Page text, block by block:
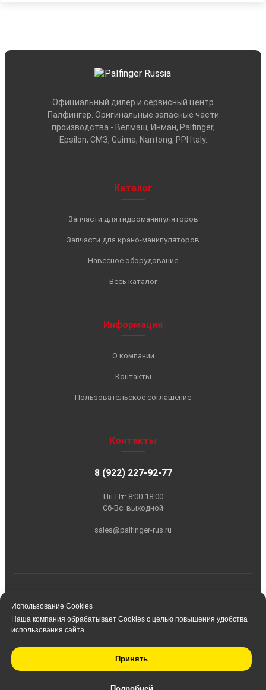
Использование Cookies
Наша компания обрабатывает Cookies с целью повышения удобства
использования сайта.
Принять